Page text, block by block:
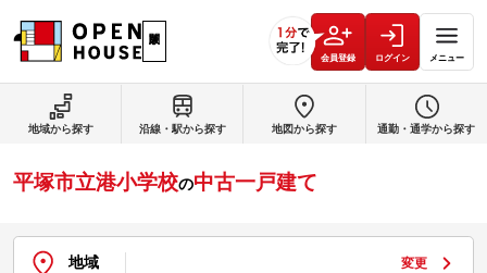
会員登録 ログイン メニュー
平塚市立港小学校の中古一戸建て
地域 変更
地域から探す 沿線・駅から探す 地図から探す 通勤・通学から探す